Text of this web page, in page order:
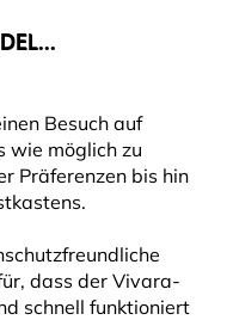
Besuch auf
wie möglich zu
Präferenzen bis hin
dass der Vivara-
schnell funktioniert
Ländern
49 €